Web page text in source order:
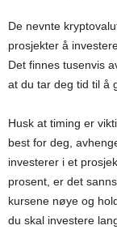
De nevnte
prosjekter å
Det finnes tusenvis
at du tar deg tid til å
Husk at timing er
best for deg,
investerer i et
prosent, er det
kursene nøye og
du skal investere